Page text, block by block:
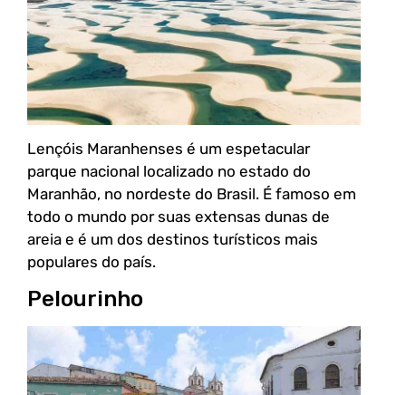
Lençóis Maranhenses é um espetacular
parque nacional localizado no estado do
Maranhão, no nordeste do Brasil. É famoso em
todo o mundo por suas extensas dunas de
areia e é um dos destinos turísticos mais
populares do país.
Pelourinho